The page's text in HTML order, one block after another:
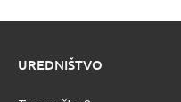
UREDNIŠTVO